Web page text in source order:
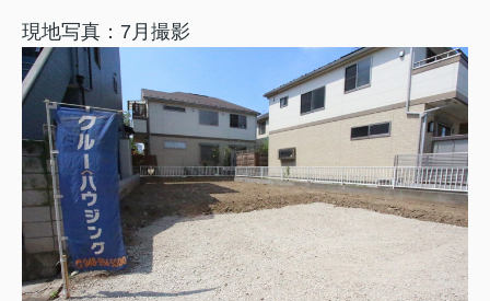
現地写真：7月撮影